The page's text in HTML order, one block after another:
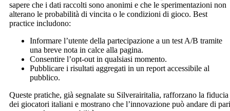
sapere che i dati raccolti sono anonimi e che le sperimentazioni non
alterano le probabilità di vincita o le condizioni di gioco. Best
practice includono:
Informare l’utente della partecipazione a un test A/B tramite
una breve nota in calce alla pagina.
Consentire l’opt‑out in qualsiasi momento.
Pubblicare i risultati aggregati in un report accessibile al
pubblico.
Queste pratiche, già segnalate su Silverairitalia, rafforzano la fiducia
dei giocatori italiani e mostrano che l’innovazione può andare di pari